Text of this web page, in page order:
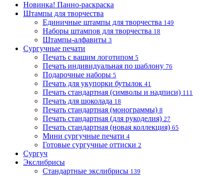
Новинка! Панно-раскраска
Штампы для творчества
Единичные штампы для творчества 149
Наборы штампов для творчества 18
Штампы-алфавиты 3
Сургучные печати
Печать с вашим логотипом 5
Печать индивидуальная по шаблону 76
Подарочные наборы 5
Печать для укупорки бутылок 41
Печать стандартная (символы и надписи) 111
Печать для шоколада 18
Печать стандартная (монограммы) 8
Печать стандартная (для рукоделия) 27
Печать стандартная (новая коллекция) 65
Мини сургучные печати 4
Готовые сургучные оттиски 2
Сургуч
Экслибрисы
Стандартные экслибрисы 139